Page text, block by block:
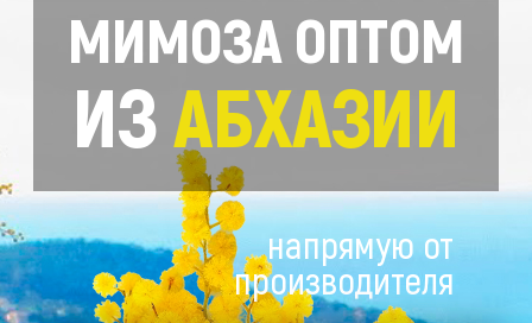
напрямую от
производителя
МИМОЗА ОПТОМ
ИЗАБХАЗИИ